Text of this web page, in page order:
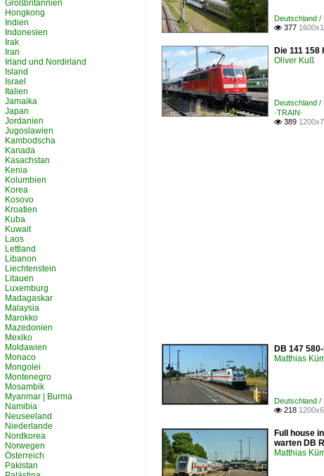
Deutschland /
 377
Die 111
Oliver Kuß
Deutschland /
·TRAIN·
 389
DB 147
Matthias
Deutschland /
 218
Full house
warten DB
Matthias
Großbritannien
Hongkong
Indien
Indonesien
Irak
Iran
Irland und Nordirland
Island
Israel
Italien
Jamaika
Japan
Jordanien
Jugoslawien
Kambodscha
Kanada
Kasachstan
Kenia
Kolumbien
Korea
Kosovo
Kroatien
Kuba
Kuwait
Laos
Lettland
Libanon
Liechtenstein
Litauen
Luxemburg
Madagaskar
Malaysia
Marokko
Mazedonien
Mexiko
Moldawien
Monaco
Mongolei
Montenegro
Mosambik
Myanmar | Burma
Namibia
Neuseeland
Niederlande
Nordkorea
Norwegen
Österreich
Pakistan